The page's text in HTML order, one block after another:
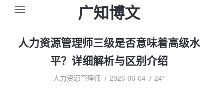
广知博文
人力资源管理师三级是否意味着高级水
平？详细解析与区别介绍
人力资源管理师 2026-06-04 24°